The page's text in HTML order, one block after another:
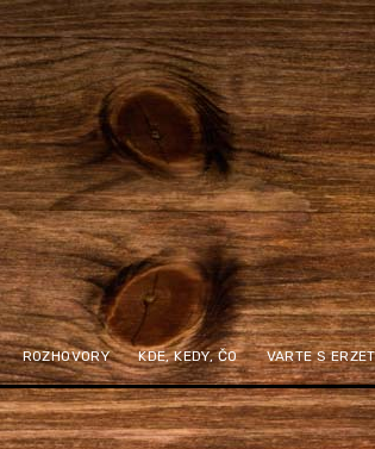
ROZHOVORY KDE, KEDY, ČO VARTE S